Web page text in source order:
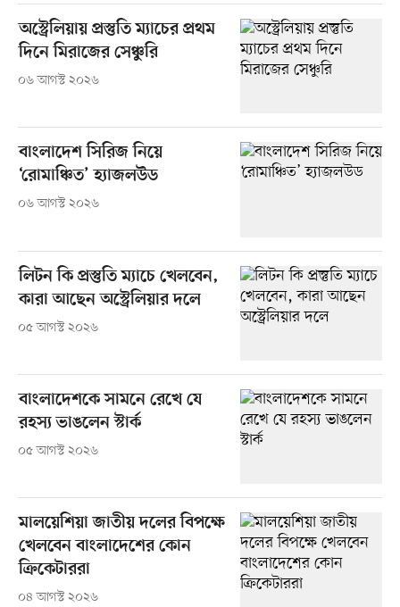
অস্ট্রেলিয়ায় প্রস্তুতি ম্যাচের প্রথম
দিনে মিরাজের সেঞ্চুরি
০৬ আগস্ট ২০২৬
বাংলাদেশ সিরিজ নিয়ে
‘রোমাঞ্চিত’ হ্যাজলউড
০৬ আগস্ট ২০২৬
লিটন কি প্রস্তুতি ম্যাচে খেলবেন,
কারা আছেন অস্ট্রেলিয়ার দলে
০৫ আগস্ট ২০২৬
বাংলাদেশকে সামনে রেখে যে
রহস্য ভাঙলেন স্টার্ক
০৫ আগস্ট ২০২৬
মালয়েশিয়া জাতীয় দলের বিপক্ষে
খেলবেন বাংলাদেশের কোন
ক্রিকেটাররা
০৪ আগস্ট ২০২৬